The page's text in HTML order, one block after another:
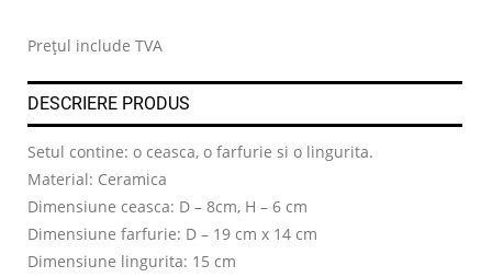
Prețul include TVA
DESCRIERE PRODUS
Setul contine: o ceasca, o farfurie si o lingurita.
Material: Ceramica
Dimensiune ceasca: D – 8cm, H – 6 cm
Dimensiune farfurie: D – 19 cm x 14 cm
Dimensiune lingurita: 15 cm